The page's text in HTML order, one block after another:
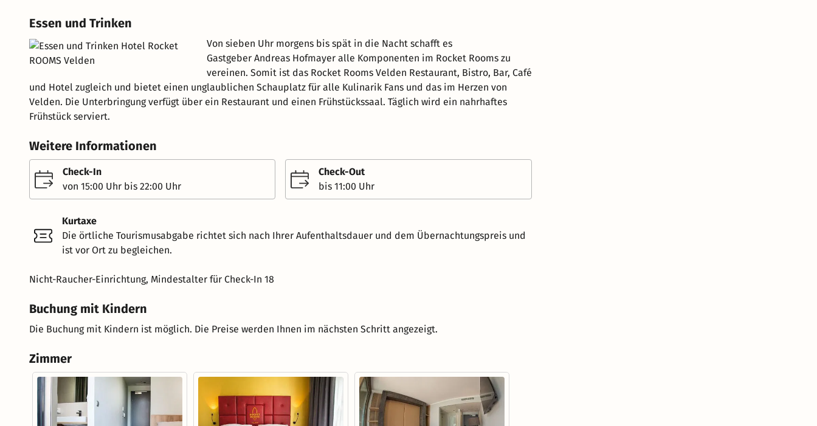
Essen und Trinken
Von sieben Uhr morgens bis spät in die Nacht schafft es
Gastgeber Andreas Hofmayer alle Komponenten im Rocket Rooms zu
vereinen. Somit ist das Rocket Rooms Velden Restaurant, Bistro, Bar, Café
und Hotel zugleich und bietet einen unglaublichen Schauplatz für alle Kulinarik Fans und das im Herzen von
Velden. Die Unterbringung verfügt über ein Restaurant und einen Frühstückssaal. Täglich wird ein nahrhaftes
Frühstück serviert.
Weitere Informationen
Check-In
von 15:00 Uhr bis 22:00 Uhr
Check-Out
bis 11:00 Uhr
Kurtaxe
Die örtliche Tourismusabgabe richtet sich nach Ihrer Aufenthaltsdauer und dem Übernachtungspreis und
ist vor Ort zu begleichen.
Nicht-Raucher-Einrichtung, Mindestalter für Check-In 18
Buchung mit Kindern
Die Buchung mit Kindern ist möglich. Die Preise werden Ihnen im nächsten Schritt angezeigt.
Zimmer